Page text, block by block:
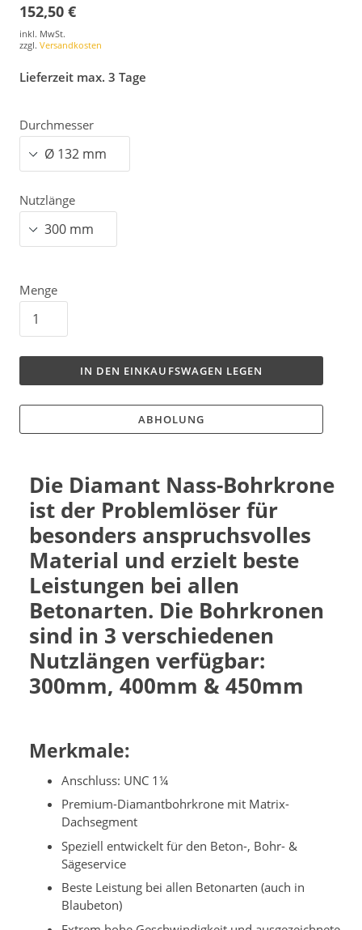
152,50 €
inkl. MwSt.
zzgl. Versandkosten
Lieferzeit max. 3 Tage
Durchmesser
Nutzlänge
Menge
IN DEN EINKAUFSWAGEN LEGEN
ABHOLUNG
Die Diamant Nass-Bohrkrone
ist der Problemlöser für
besonders anspruchsvolles
Material und erzielt beste
Leistungen bei allen
Betonarten. Die Bohrkronen
sind in 3 verschiedenen
Nutzlängen verfügbar:
300mm, 400mm & 450mm
Merkmale:
Anschluss: UNC 1¼
Premium-Diamantbohrkrone mit Matrix-
Dachsegment
Speziell entwickelt für den Beton-, Bohr- &
Sägeservice
Beste Leistung bei allen Betonarten (auch in
Blaubeton)